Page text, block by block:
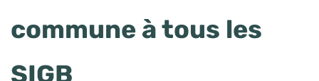
commune à tous les
SIGB